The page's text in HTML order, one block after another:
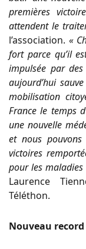
premières
attendent le
l’association. «
fort parce qu’il
impulsée par
aujourd’hui
mobilisation
France le temps
une nouvelle
et nous pouvons
victoires
pour les maladies
Laurence
Téléthon.
Nouveau